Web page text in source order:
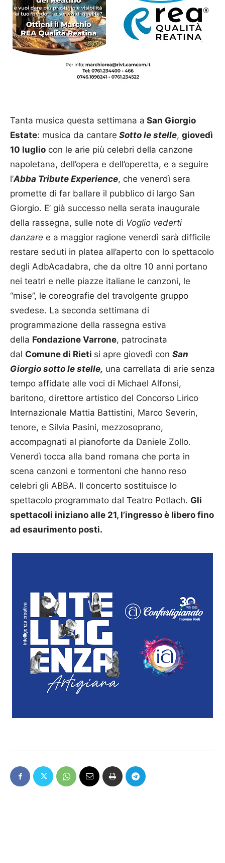
Tanta musica questa settimana a San Giorgio
Estate: musica da cantare Sotto le stelle, giovedì
10 luglio con le arie più celebri della canzone
napoletana, dell’opera e dell’operetta, e a seguire
l’Abba Tribute Experience, che venerdì sera
promette di far ballare il pubblico di largo San
Giorgio. E’ già successo nella serata inaugurale
della rassegna, sulle note di Voglio vederti
danzare e a maggior ragione venerdì sarà difficile
restare seduti in platea all’aperto con lo spettacolo
degli AdbAcadabra, che da oltre 10 anni portano
nei teatri e nelle piazze italiane le canzoni, le
“mise”, le coreografie del travolgente gruppo
svedese. La seconda settimana di
programmazione della rassegna estiva
della Fondazione Varrone, patrocinata
dal Comune di Rieti si apre giovedì con San
Giorgio sotto le stelle, una carrellata di arie senza
tempo affidate alle voci di Michael Alfonsi,
baritono, direttore artistico del Concorso Lirico
Internazionale Mattia Battistini, Marco Severin,
tenore, e Silvia Pasini, mezzosoprano,
accompagnati al pianoforte da Daniele Zollo.
Venerdì tocca alla band romana che porta in
scena canzoni e tormentoni che hanno reso
celebri gli ABBA. Il concerto sostituisce lo
spettacolo programmato dal Teatro Potlach. Gli
spettacoli iniziano alle 21, l’ingresso è libero fino
ad esaurimento posti.